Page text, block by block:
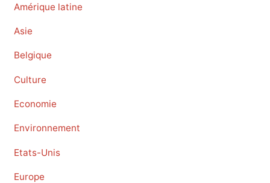
Amérique latine
Asie
Belgique
Culture
Economie
Environnement
Etats-Unis
Europe